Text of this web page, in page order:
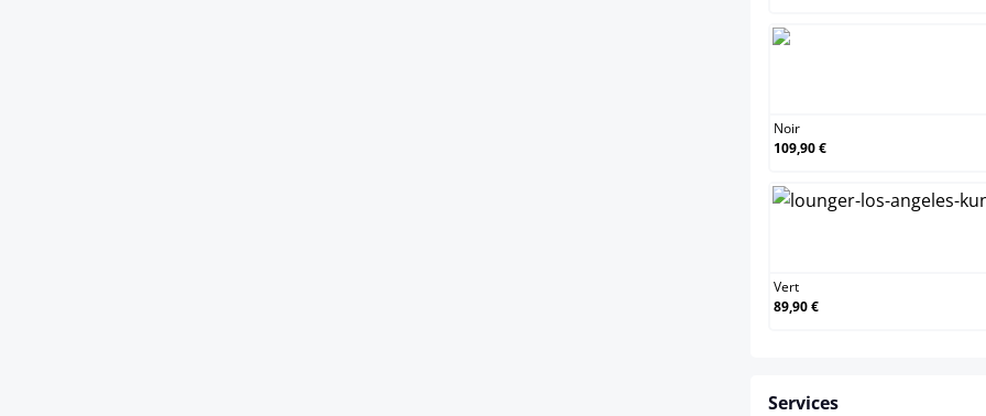
Noir
109,90 €
Vert
89,90 €
Services